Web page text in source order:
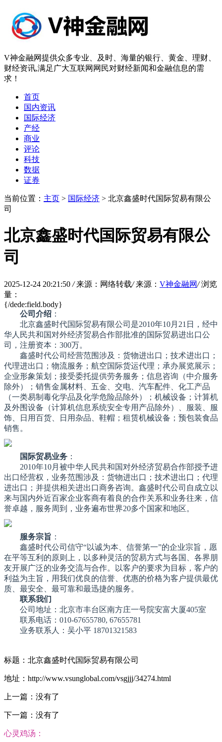
V神金融网提供众多专业、及时、海量的银行、黄金、理财、
财经资讯,满足广大互联网网民对财经新闻和金融信息的需
求！
首页
国内资讯
国际经济
产经
商业
评论
科技
数据
证券
当前位置： 主页 > 国际经济 > 北京鑫盛时代国际贸易有限公
司
北京鑫盛时代国际贸易有限公
司
2025-12-24 20:21:50 / 来源：网络转载/ 来源： V神金融网/ 浏览
量：
{/dede:field.body}
公司介绍 ：
北京鑫盛时代国际贸易有限公司是2010年10月21日，经中
华人民共和国对外经济贸易合作部批准的国际贸易进出口公
司，注册资本：300万。
鑫盛时代公司经营范围涉及：货物进出口；技术进出口；
代理进出口；物流服务；航空国际货运代理；承办展览展示；
企业形象策划；接受委托提供劳务服务；信息咨询（中介服务
除外）；销售金属材料、五金、交电、汽车配件、化工产品
（一类易制毒化学品及化学危险品除外）；机械设备；计算机
及外围设备（计算机信息系统安全专用产品除外）、服装、服
饰、日用百货、日用杂品、鞋帽；租赁机械设备；预包装食品
销售。
国际贸易业务 ：
2010年10月被中华人民共和国对外经济贸易合作部授予进
出口经营权，业务范围涉及：货物进出口；技术进出口；代理
进出口；并提供相关进出口商务咨询。鑫盛时代公司自成立以
来与国内外近百家企业客商有着良的合作关系和业务往来，信
誉卓越，服务周到，业务遍布世界20多个国家和地区。
服务宗旨 ：
鑫盛时代公司信守“以诚为本、信誉第一”的企业宗旨，愿
在平等互利的原则上，以多种灵活的贸易方式与各国、各界朋
友开展广泛的业务交流与合作。以客户的要求为目标，客户的
利益为主旨，用我们优良的信誉、优惠的价格为客户提供最优
质、最安全、最可靠和最迅捷的服务。
联系我们
公司地址：北京市丰台区南方庄一号院安富大厦405室
联系电话：010-67655780, 67655781
业务联系人：吴小平 18701321583
标题：北京鑫盛时代国际贸易有限公司
地址：http://www.vsunglobal.com/vsgjjj/34274.html
上一篇：没有了
下一篇：没有了
心灵鸡汤：